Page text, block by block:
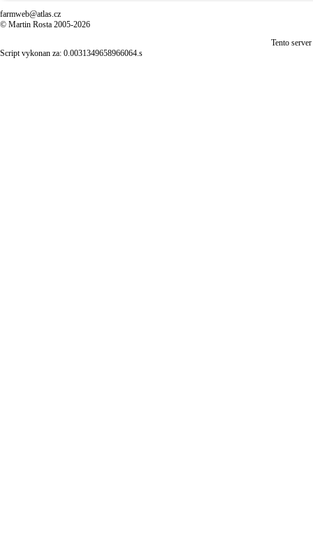
farmweb@atlas.cz
© Martin Rosta 2005-2026
Tento
Script vykonan za: 0.0031349658966064.s